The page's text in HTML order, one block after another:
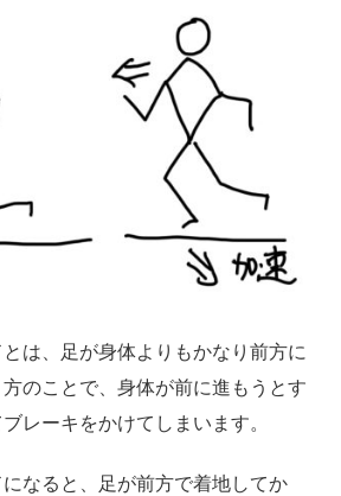
は、足が身体よりもかなり前方に
のことで、身体が前に進もうとす
レーキをかけてしまいます。
なると、足が前方で着地してか